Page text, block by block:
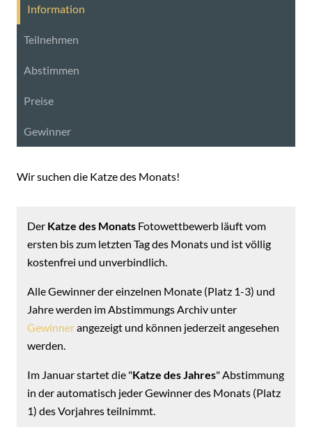
Information
Teilnehmen
Abstimmen
Preise
Gewinner
Wir suchen die Katze des Monats!
Der Katze des MonatsFotowettbewerb läuft vom
ersten bis zum letzten Tag des Monats und ist völlig
kostenfrei und unverbindlich.
Alle Gewinner der einzelnen Monate (Platz 1-3) und
Jahre werden im Abstimmungs Archiv unter
Gewinnerangezeigt und können jederzeit angesehen
werden.
Im Januar startet die "Katze des Jahres" Abstimmung
in der automatisch jeder Gewinner des Monats (Platz
1) des Vorjahres teilnimmt.